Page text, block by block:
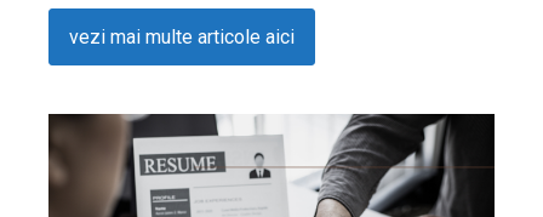
vezi mai multe articole aici